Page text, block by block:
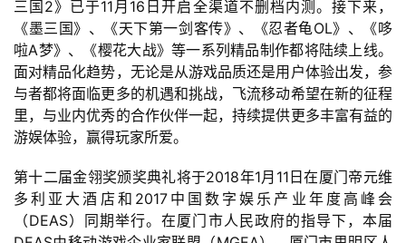
0
日
游
茶
对
接
会
三国2》已于11月16日开启全渠道不删档内测。接下来，
《墨三国》、《天下第一剑客传》、《忍者龟OL》、《哆
啦A梦》、《樱花大战》等一系列精品制作都将陆续上线。
面对精品化趋势，无论是从游戏品质还是用户体验出发，参
与者都将面临更多的机遇和挑战，飞流移动希望在新的征程
里，与业内优秀的合作伙伴一起，持续提供更多丰富有益的
游娱体验，赢得玩家所爱。
第十二届金翎奖颁奖典礼将于2018年1月11日在厦门帝元维
多利亚大酒店和2017中国数字娱乐产业年度高峰会
（DEAS）同期举行。在厦门市人民政府的指导下，本届